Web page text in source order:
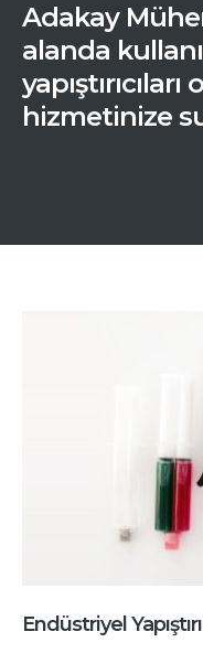
Adakay
alanda
hizmetinize
Endüstriyel